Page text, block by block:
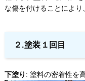
な傷を付けることにより
２.塗装１回目
下塗り : 塗料の密着性を